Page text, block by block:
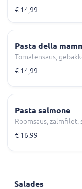
€ 14,99
Pasta della
Tomatensaus,
€ 14,99
Pasta salmone
Roomsaus, zalmfilet,
€ 16,99
Salades